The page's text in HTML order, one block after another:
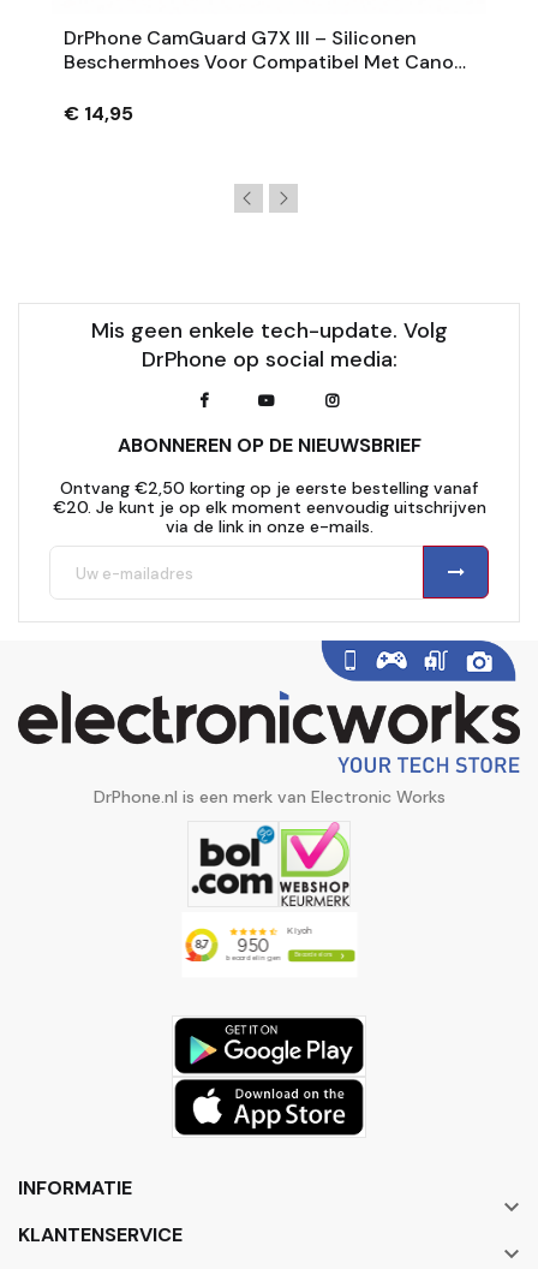
DrPhone CamGuard G7X III – Siliconen
Beschermhoes Voor Compatibel Met Canon
€ 14,95
Mis geen enkele tech-update. Volg
DrPhone op social media:
ABONNEREN OP DE NIEUWSBRIEF
Ontvang €2,50 korting op je eerste bestelling vanaf
€20. Je kunt je op elk moment eenvoudig uitschrijven
via de link in onze e-mails.
DrPhone.nl is een merk van Electronic Works
INFORMATIE

KLANTENSERVICE
